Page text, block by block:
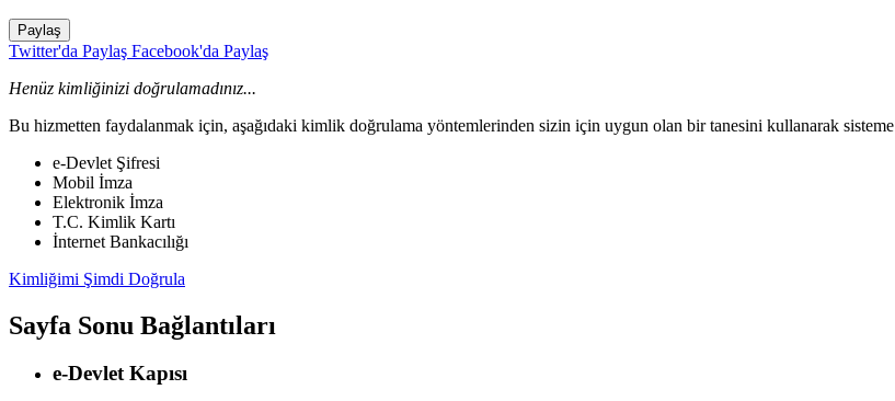
Paylaş
Twitter'da Paylaş Facebook'da Paylaş
Henüz kimliğinizi doğrulamadınız...
Bu hizmetten faydalanmak için, aşağıdaki kimlik doğrulama yöntemlerinden sizin için uygun olan bir tanesini kullanarak sisteme
e-Devlet Şifresi
Mobil İmza
Elektronik İmza
T.C. Kimlik Kartı
İnternet Bankacılığı
Kimliğimi Şimdi Doğrula
Sayfa Sonu Bağlantıları
e-Devlet Kapısı